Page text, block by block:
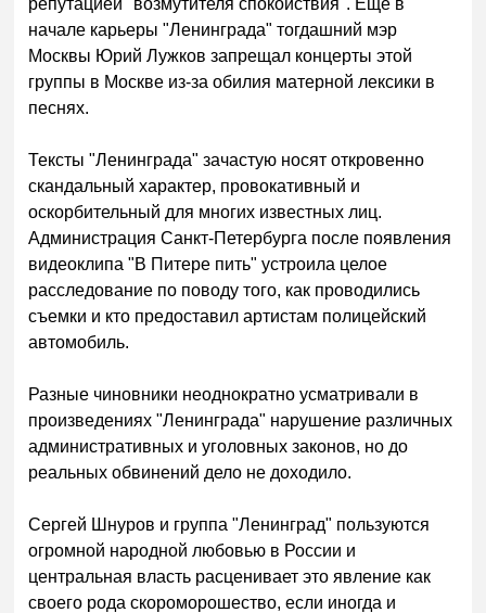
начале карьеры "Ленинграда" тогдашний мэр
Москвы Юрий Лужков запрещал концерты этой
группы в Москве из-за обилия матерной лексики в
песнях.
Тексты "Ленинграда" зачастую носят откровенно
скандальный характер, провокативный и
оскорбительный для многих известных лиц.
Администрация Санкт-Петербурга после появления
видеоклипа "В Питере пить" устроила целое
расследование по поводу того, как проводились
съемки и кто предоставил артистам полицейский
автомобиль.
Разные чиновники неоднократно усматривали в
произведениях "Ленинграда" нарушение различных
административных и уголовных законов, но до
реальных обвинений дело не доходило.
Сергей Шнуров и группа "Ленинград" пользуются
огромной народной любовью в России и
центральная власть расценивает это явление как
своего рода скороморошество, если иногда и